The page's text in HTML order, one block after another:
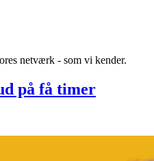
netværk - som vi kender.
på få timer